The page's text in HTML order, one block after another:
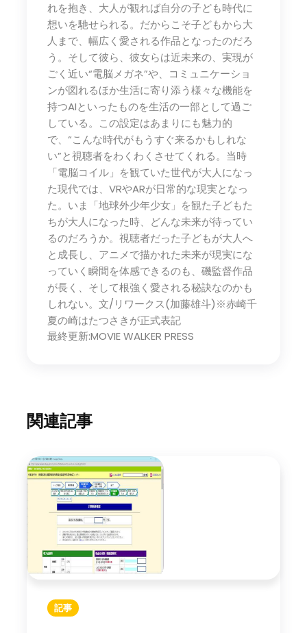
れを抱き、大人が観れば自分の子ども時代に
想いを馳せられる。だからこそ子どもから大
人まで、幅広く愛される作品となったのだろ
う。そして彼ら、彼女らは近未来の、実現が
ごく近い“電脳メガネ”や、コミュニケーショ
ンが図れるほか生活に寄り添う様々な機能を
持つAIといったものを生活の一部として過ご
している。この設定はあまりにも魅力的
で、“こんな時代がもうすぐ来るかもしれな
い”と視聴者をわくわくさせてくれる。当時
「電脳コイル」を観ていた世代が大人になっ
た現代では、VRやARが日常的な現実となっ
た。いま「地球外少年少女」を観た子どもた
ちが大人になった時、どんな未来が待ってい
るのだろうか。視聴者だった子どもが大人へ
と成長し、アニメで描かれた未来が現実にな
っていく瞬間を体感できるのも、磯監督作品
が長く、そして根強く愛される秘訣なのかも
しれない。文/リワークス(加藤雄斗)※赤崎千
夏の崎はたつさきが正式表記
最終更新:MOVIE WALKER PRESS
関連記事
記事